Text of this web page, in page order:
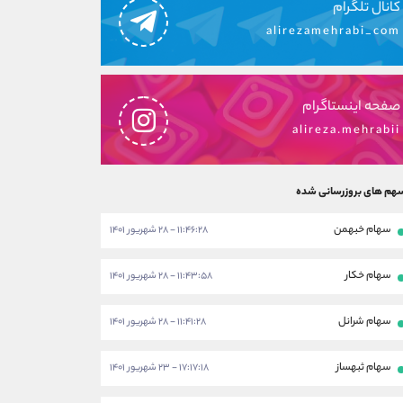
کانال تلگرام
alirezamehrabi_com
صفحه اینستاگرام
alireza.mehrabii
های بروزرسانی شده
سهام خبهمن ۱۱:۴۶:۲۸ - ۲۸ شهریور ۱۴۰۱
سهام خکار ۱۱:۴۳:۵۸ - ۲۸ شهریور ۱۴۰۱
سهام شرانل ۱۱:۴۱:۲۸ - ۲۸ شهریور ۱۴۰۱
سهام ثبهساز ۱۷:۱۷:۱۸ - ۲۳ شهریور ۱۴۰۱